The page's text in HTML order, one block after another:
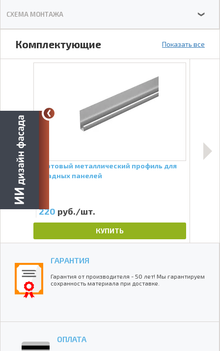
СХЕМА МОНТАЖА ❯
Комплектующие Показать все
Стартовый металлический профиль для
фасадных панелей
220 руб./шт.
КУПИТЬ
ГАРАНТИЯ
Гарантия от производителя - 50 лет! Мы гарантируем
сохранность материала при доставке.
ОПЛАТА